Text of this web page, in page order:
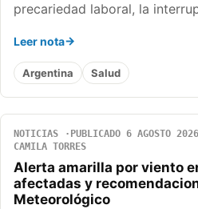
precariedad laboral, la
Leer nota
Argentina Salud
NOTICIAS PUBLICADO 6 AGOSTO 2026
CAMILA TORRES
Alerta amarilla por viento
afectadas y
Meteorológico